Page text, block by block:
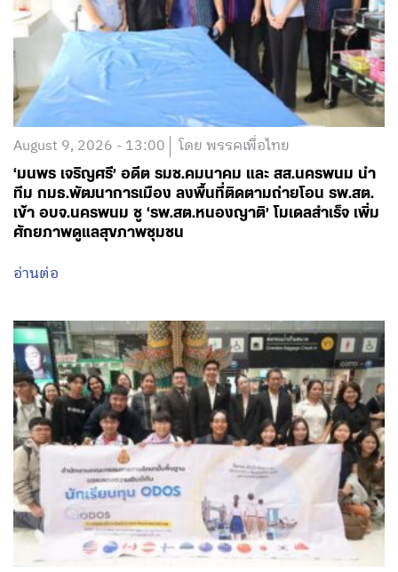
August 9, 2026 - 13:00 โดย พรรคเพื่อไทย
‘มนพร เจริญศรี’ อดีต รมช.คมนาคม และ สส.นครพนม นำ
ทีม กมธ.พัฒนาการเมือง ลงพื้นที่ติดตามถ่ายโอน รพ.สต.
เข้า อบจ.นครพนม ชู ‘รพ.สต.หนองญาติ’ โมเดลสำเร็จ เพิ่ม
ศักยภาพดูแลสุขภาพชุมชน
อ่านต่อ